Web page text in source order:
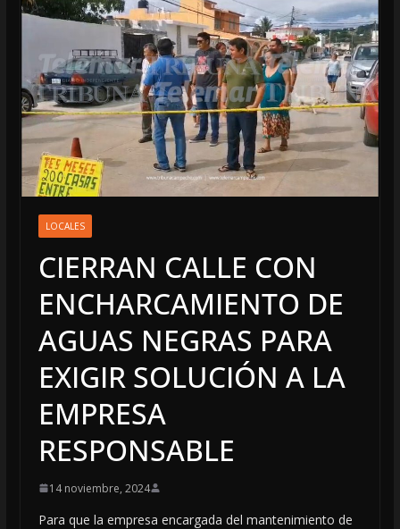
LOCALES
CIERRAN CALLE CON
ENCHARCAMIENTO DE
AGUAS NEGRAS PARA
EXIGIR SOLUCIÓN A LA
EMPRESA
RESPONSABLE
14 noviembre, 2024
Para que la empresa encargada del mantenimiento de